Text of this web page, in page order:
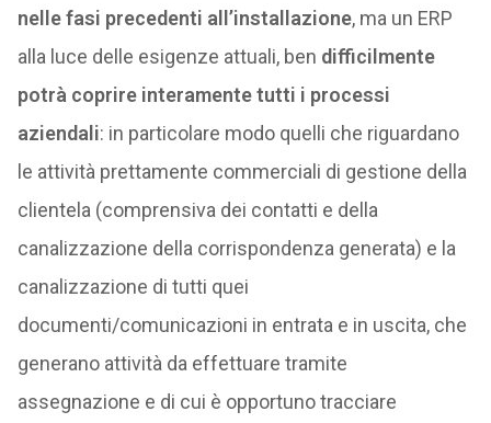
nelle fasi precedenti all’installazione, ma un ERP
alla luce delle esigenze attuali, ben difficilmente
potrà coprire interamente tutti i processi
aziendali: in particolare modo quelli che riguardano
le attività prettamente commerciali di gestione della
clientela (comprensiva dei contatti e della
canalizzazione della corrispondenza generata) e la
canalizzazione di tutti quei
documenti/comunicazioni in entrata e in uscita, che
generano attività da effettuare tramite
assegnazione e di cui è opportuno tracciare